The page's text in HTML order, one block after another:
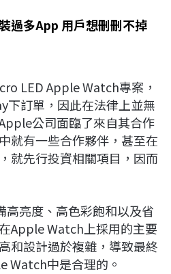
過多App 用戶想刪刪不掉
LED Apple Watch專案，
下訂單，因此在法律上並無
公司面臨了來自其合作
就有一些合作夥伴，甚至在
就先行投資相關項目，因而
高亮度、高色彩飽和以及省
Apple Watch上採用的主要
和設計過於複雜，導致最終
Watch中是合理的。